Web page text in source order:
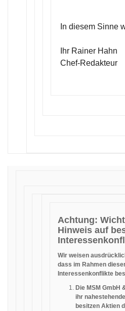
In diesem Sinne
Ihr Rainer Hahn
Chef-Redakteur
Achtung:
Hinweis auf
Wir weisen
dass im Rahmen
Interessenkonflikte
Die MSM GmbH
ihr
besitzen Aktien